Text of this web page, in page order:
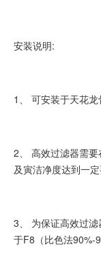
安装说明:
1、 可安装于天花
2、 高效过滤器需
及寅洁净度达到一
3、 为保证高效过
于F8（比色法90%-